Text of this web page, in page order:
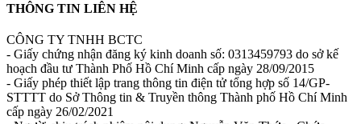
THÔNG TIN LIÊN HỆ
CÔNG TY TNHH BCTC
- Giấy chứng nhận đăng ký kinh doanh số: 0313459793 do sở kế
hoạch đầu tư Thành Phố Hồ Chí Minh cấp ngày 28/09/2015
- Giấy phép thiết lập trang thông tin điện tử tổng hợp số 14/GP-
STTTT do Sở Thông tin & Truyền thông Thành phố Hồ Chí Minh
cấp ngày 26/02/2021